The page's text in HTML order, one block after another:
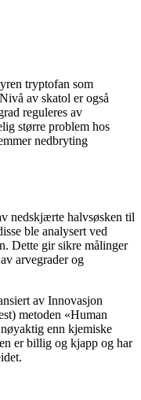
tryptofan som
av skatol er også
reguleres av
større problem hos
nedbryting
nedskjærte halvsøsken til
ble analysert ved
Dette gir sikre målinger
arvegrader og
av Innovasjon
metoden «Human
enn kjemiske
er billig og kjapp og har